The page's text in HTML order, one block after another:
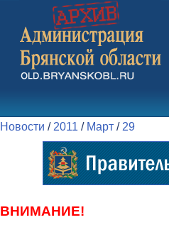
Новости / 2011 / Март / 29
ВНИМАНИЕ!